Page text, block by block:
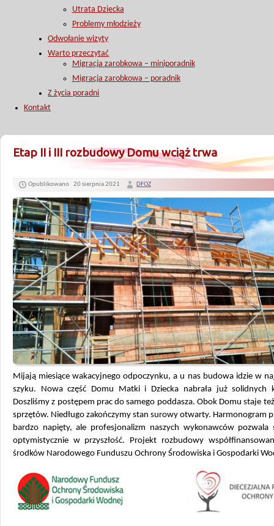
Utrata Dziecka
Problemy młodzieży
Odwołanie wizyty
Warto przeczytać
Migracja zarobkowa – miniporadnik
Migracja zarobkowa – poradnik
Z życia poradni
Kontakt
Etap II i III rozbudowy Domu wciąż trwa
Opublikowano 20 sierpnia 2021 DFOZ
Mijają miesiące wakacyjnego odpoczynku, a u nas budowa idzie w
szyku. Nowa część Domu Matki i Dziecka nabrała już solidnych
Doszliśmy z postępem prac do samego poddasza. Obok Domu staje
sprzętów. Niedługo zakończymy stan surowy otwarty. Harmonogram
bardzo napięty, ale profesjonalizm naszych wykonawców pozwala
optymistycznie w przyszłość. Projekt rozbudowy
środków Narodowego Funduszu Ochrony Środowiska i Gospodarki